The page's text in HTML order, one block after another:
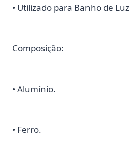
• Utilizado para Banho de
Composição:
• Alumínio.
• Ferro.